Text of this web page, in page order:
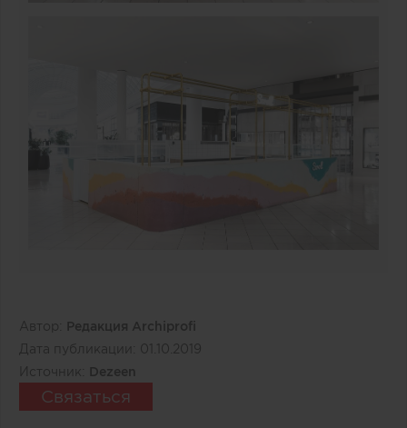
Автор:
Редакция Archiprofi
Дата публикации: 01.10.2019
Источник:
Dezeen
Связаться